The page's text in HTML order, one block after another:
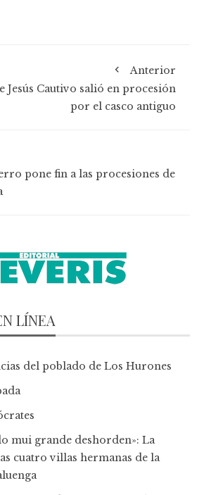
Anterior
Jesús Cautivo salió en procesión
por el casco antiguo
pone fin a las procesiones de
LÍNEA
del poblado de Los Hurones
mui grande deshorden»: La
cuatro villas hermanas de la